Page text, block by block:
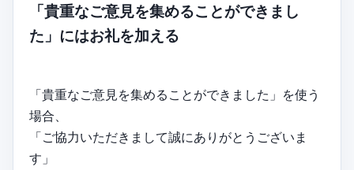
「貴重なご意見を集めることができまし
た」にはお礼を加える
「貴重なご意見を集めることができました」を使う
場合、
「ご協力いただきまして誠にありがとうございま
す」